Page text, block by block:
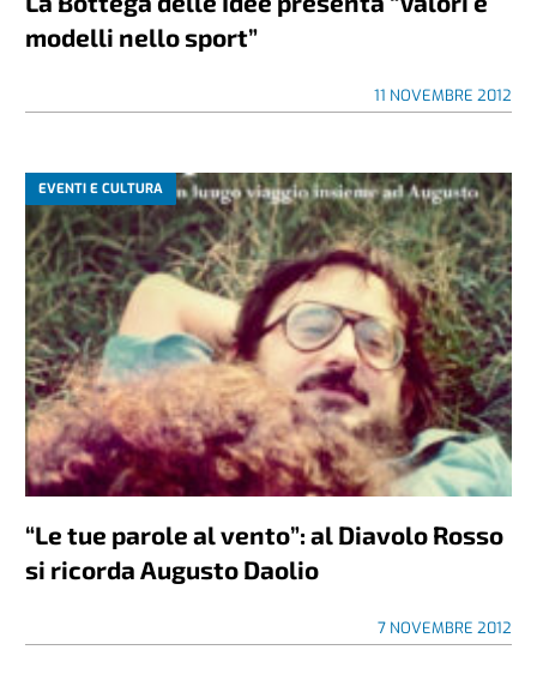
modelli nello sport”
11 NOVEMBRE 2012
EVENTI E CULTURA
“Le tue parole al vento”: al Diavolo Rosso
si ricorda Augusto Daolio
7 NOVEMBRE 2012